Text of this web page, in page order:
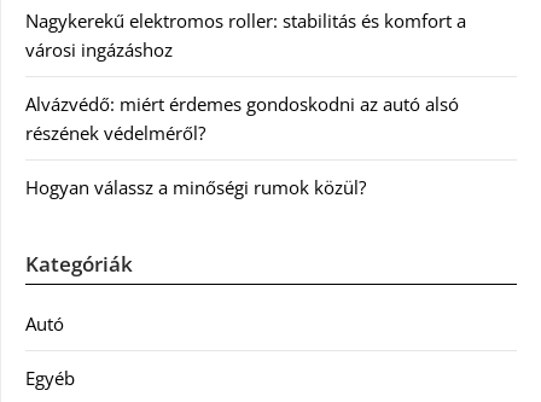
Nagykerekű elektromos roller: stabilitás és komfort a
városi ingázáshoz
Alvázvédő: miért érdemes gondoskodni az autó alsó
részének védelméről?
Hogyan válassz a minőségi rumok közül?
Kategóriák
Autó
Egyéb